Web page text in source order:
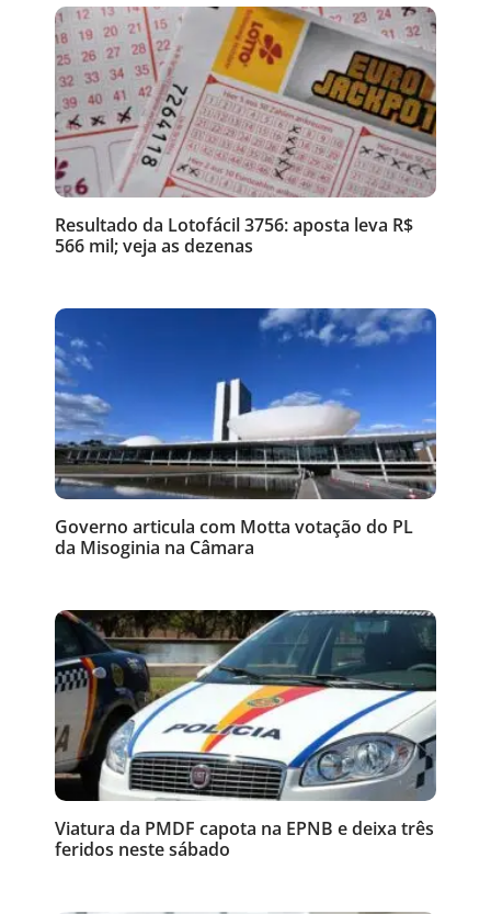
Resultado da Lotofácil 3756: aposta leva R$
566 mil; veja as dezenas
Governo articula com Motta votação do PL
da Misoginia na Câmara
Viatura da PMDF capota na EPNB e deixa três
feridos neste sábado